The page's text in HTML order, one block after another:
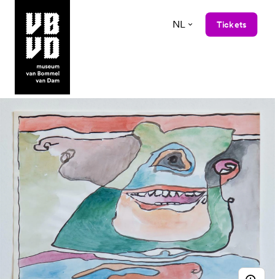
museum van Bommel van Dam
NL Tickets